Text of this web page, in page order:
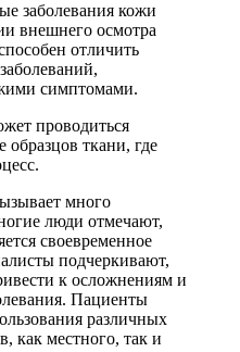
заболевания кожи
внешнего осмотра
отличить
симптомами.
проводиться
образцов ткани, где
много
люди отмечают,
своевременное
подчеркивают,
к осложнениям и
Пациенты
различных
как местного, так и